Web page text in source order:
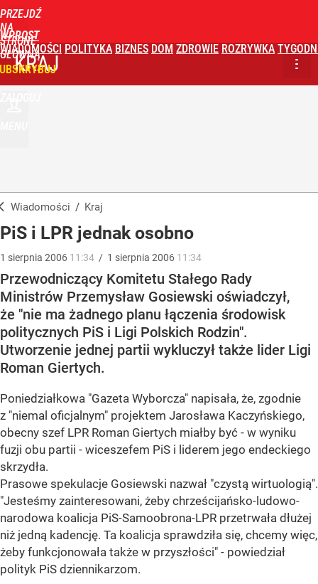
PRZEJDŹ
NA
STRONĘ
GŁÓWNĄ
WPROST
WIADOMOŚCI POLITYKA BIZNES DOM ZDROWIE ROZRYWKA
KRAJ
Wiadomości / Kraj
PiS i LPR jednak osobno
1 sierpnia 2006 11:34 / 1 sierpnia 2006 11:34
Przewodniczący Komitetu Stałego Rady
Ministrów Przemysław Gosiewski oświadczył,
że "nie ma żadnego planu łączenia środowisk
politycznych PiS i Ligi Polskich Rodzin".
Utworzenie jednej partii wykluczył także lider Ligi
Roman Giertych.
Poniedziałkowa "Gazeta Wyborcza" napisała, że, zgodnie
z "niemal oficjalnym" projektem Jarosława Kaczyńskiego,
obecny szef LPR Roman Giertych miałby być - w wyniku
fuzji obu partii - wiceszefem PiS i liderem jego endeckiego
skrzydła.
Prasowe spekulacje Gosiewski nazwał "czystą wirtuologią".
"Jesteśmy zainteresowani, żeby chrześcijańsko-ludowo-
narodowa koalicja PiS-Samoobrona-LPR przetrwała dłużej
niż jedną kadencję. Ta koalicja sprawdziła się, chcemy więc,
żeby funkcjonowała także w przyszłości" - powiedział
polityk PiS dziennikarzom.